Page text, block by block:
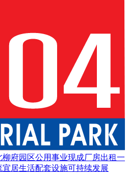
柳府园区公用事业现成厂房出租一
宜居生活配套设施可持续发展